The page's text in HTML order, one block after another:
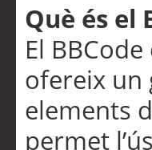
Què és el
El
ofereix un
elements
permet